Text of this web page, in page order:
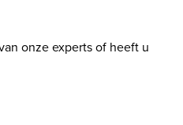
onze experts of heeft u